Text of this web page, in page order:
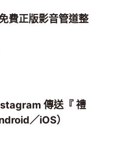
費正版影音管道整
傳送『 禮
／iOS）